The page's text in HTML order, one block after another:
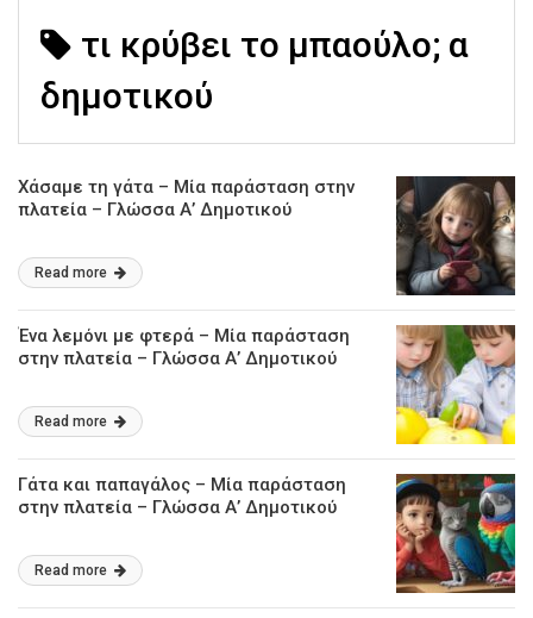
τι κρύβει το μπαούλο; α
δημοτικού
Χάσαμε τη γάτα – Μία παράσταση στην
πλατεία – Γλώσσα Α’ Δημοτικού
Read more
Ένα λεμόνι με φτερά – Μία παράσταση
στην πλατεία – Γλώσσα Α’ Δημοτικού
Read more
Γάτα και παπαγάλος – Μία παράσταση
στην πλατεία – Γλώσσα Α’ Δημοτικού
Read more